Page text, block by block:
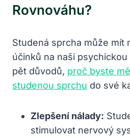
Rovnováhu?
Studená sprcha může mít
účinků na naši
pět důvodů, proč byste
studenou sprchu do své
Zlepšení nálady:
stimulovat nervový